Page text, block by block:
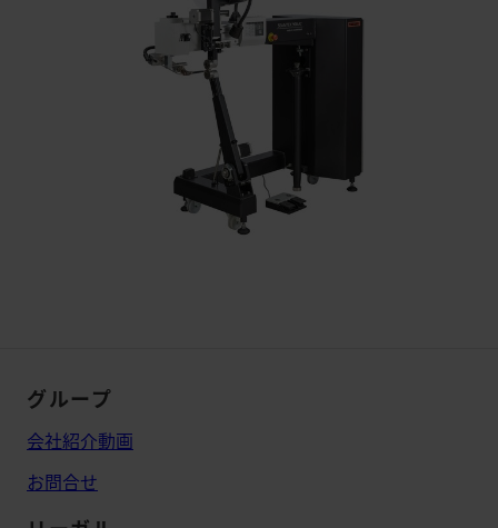
グループ
会社紹介動画
お問合せ